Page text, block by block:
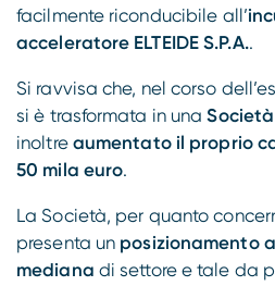
facilmente riconducibile all’
acceleratore ELTEIDE S.P.A..
Si ravvisa che, nel corso
si è trasformata in una
inoltre aumentato il proprio
50 mila euro.
La Società, per quanto
presenta un posizionamento
mediana di settore e tale da